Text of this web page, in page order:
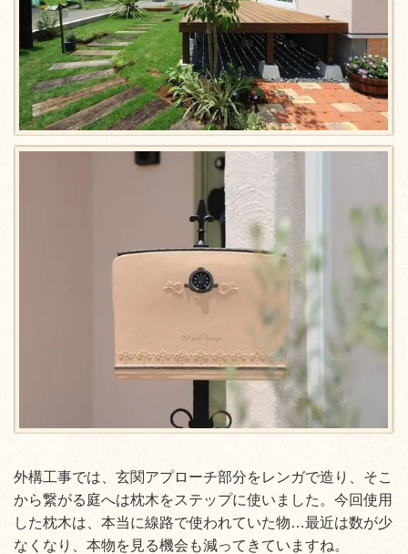
外構工事では、玄関アプローチ部分をレンガで造り、そこ
から繋がる庭へは枕木をステップに使いました。今回使用
した枕木は、本当に線路で使われていた物…最近は数が少
なくなり、本物を見る機会も減ってきていますね。